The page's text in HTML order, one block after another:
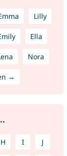
Lilly
Ella
Nora
→
H I J